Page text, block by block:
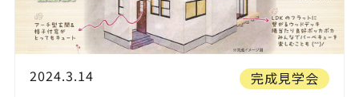
2024.3.14 完成見学会